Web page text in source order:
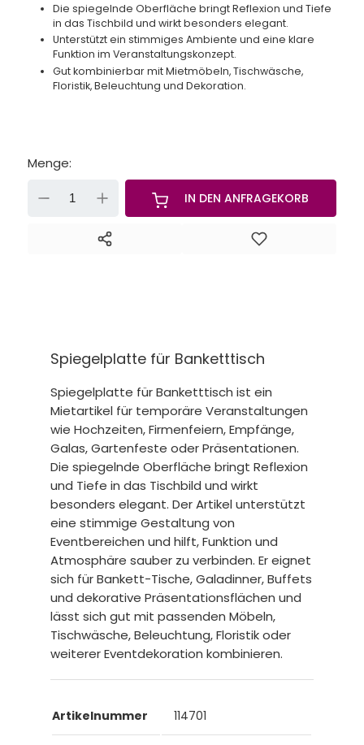
Die spiegelnde Oberfläche bringt Reflexion und Tiefe
in das Tischbild und wirkt besonders elegant.
Unterstützt ein stimmiges Ambiente und eine klare
Funktion im Veranstaltungskonzept.
Gut kombinierbar mit Mietmöbeln, Tischwäsche,
Floristik, Beleuchtung und Dekoration.
Menge:
IN DEN ANFRAGEKORB
Spiegelplatte für Banketttisch
Spiegelplatte für Banketttisch ist ein
Mietartikel für temporäre Veranstaltungen
wie Hochzeiten, Firmenfeiern, Empfänge,
Galas, Gartenfeste oder Präsentationen.
Die spiegelnde Oberfläche bringt Reflexion
und Tiefe in das Tischbild und wirkt
besonders elegant. Der Artikel unterstützt
eine stimmige Gestaltung von
Eventbereichen und hilft, Funktion und
Atmosphäre sauber zu verbinden. Er eignet
sich für Bankett-Tische, Galadinner, Buffets
und dekorative Präsentationsflächen und
lässt sich gut mit passenden Möbeln,
Tischwäsche, Beleuchtung, Floristik oder
weiterer Eventdekoration kombinieren.
Artikelnummer 114701